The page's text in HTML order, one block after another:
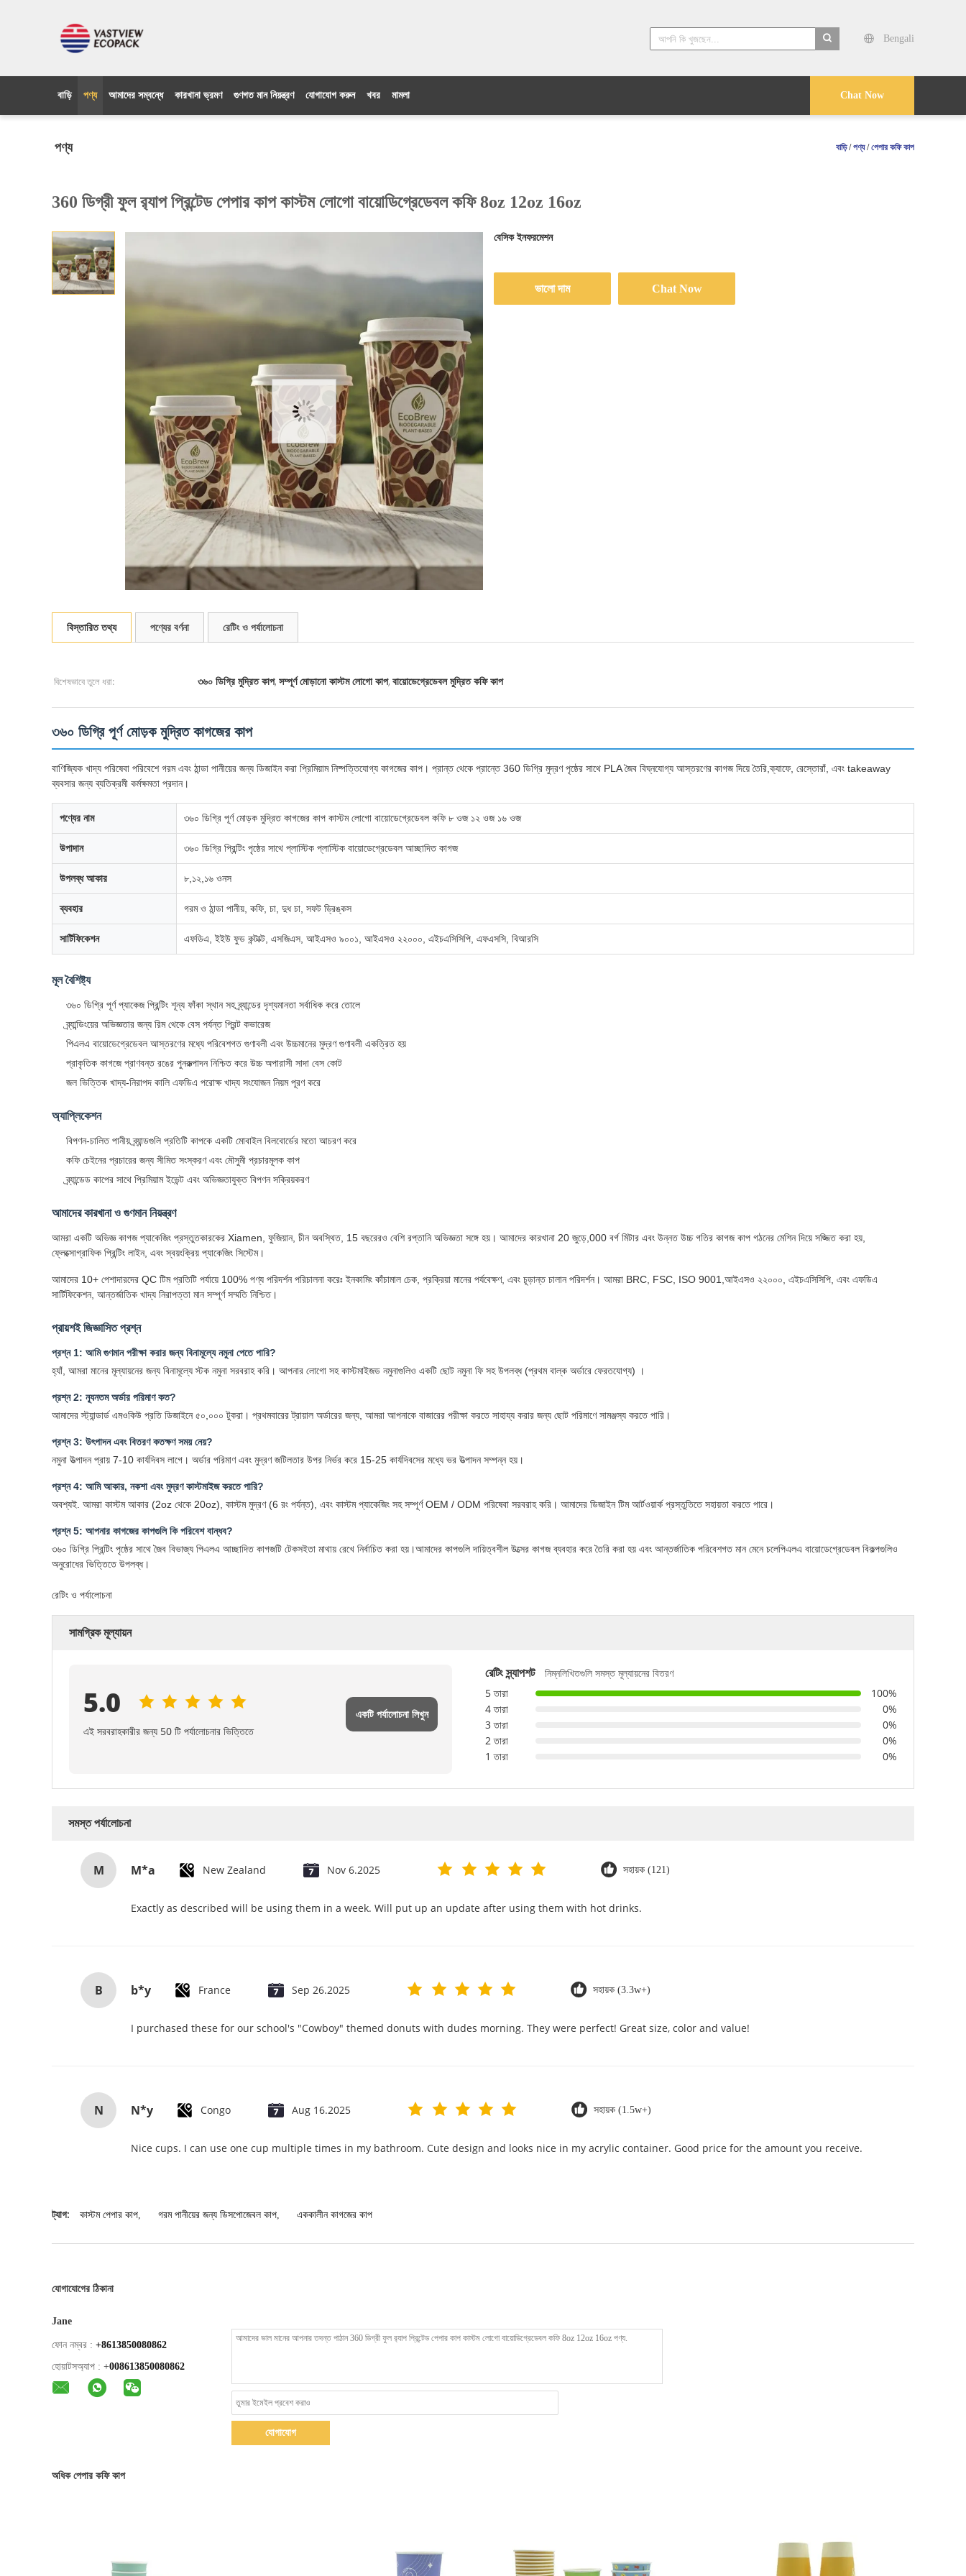
Bengali
Chat Now
বাড়ি পণ্য আমাদের সম্বন্ধে কারখানা ভ্রমণ গুণগত মান নিয়ন্ত্রণ যোগাযোগ করুন খবর মামলা
পণ্য বাড়ি /পণ্য/পেপার কফি কাপ
360 ডিগ্রী ফুল র‍্যাপ প্রিন্টেড পেপার কাপ কাস্টম লোগো বায়োডিগ্রেডেবল কফি 8oz 12oz 16oz
বেসিক ইনফরমেশন
ভালো দাম Chat Now
বিস্তারিত তথ্য পণ্যের বর্ণনা রেটিং ও পর্যালোচনা
বিশেষভাবে তুলে ধরা: ৩৬০ ডিগ্রি মুদ্রিত কাপ, সম্পূর্ণ মোড়ানো কাস্টম লোগো কাপ, বায়োডেগ্রেডেবল মুদ্রিত কফি কাপ
৩৬০ ডিগ্রি পূর্ণ মোড়ক মুদ্রিত কাগজের কাপ
বাণিজ্যিক খাদ্য পরিষেবা পরিবেশে গরম এবং ঠান্ডা পানীয়ের জন্য ডিজাইন করা প্রিমিয়াম নিষ্পত্তিযোগ্য কাগজের কাপ। প্রান্ত থেকে প্রান্তে 360 ডিগ্রি মুদ্রণ পৃষ্ঠের সাথে PLA জৈব বিঘ্নযোগ্য আস্তরণের কাগজ দিয়ে তৈরি,ক্যাফে, রেস্তোরাঁ, এবং takeaway
ব্যবসার জন্য ব্যতিক্রমী কর্মক্ষমতা প্রদান।
পণ্যের নাম ৩৬০ ডিগ্রি পূর্ণ মোড়ক মুদ্রিত কাগজের কাপ কাস্টম লোগো বায়োডেগ্রেডেবল কফি ৮ ওজ ১২ ওজ ১৬ ওজ
উপাদান ৩৬০ ডিগ্রি প্রিন্টিং পৃষ্ঠের সাথে প্লাস্টিক প্লাস্টিক বায়োডেগ্রেডেবল আচ্ছাদিত কাগজ
উপলব্ধ আকার ৮,১২,১৬ ওনস
ব্যবহার গরম ও ঠান্ডা পানীয়, কফি, চা, দুধ চা, সফট ড্রিঙ্কস
সার্টিফিকেশন এফডিএ, ইইউ ফুড কন্টাক্ট, এসজিএস, আইএসও ৯০০১, আইএসও ২২০০০, এইচএসিসিপি, এফএসসি, বিআরসি
মূল বৈশিষ্ট্য
৩৬০ ডিগ্রি পূর্ণ প্যাকেজ প্রিন্টিং শূন্য ফাঁকা স্থান সহ ব্র্যান্ডের দৃশ্যমানতা সর্বাধিক করে তোলে
ব্র্যান্ডিংয়ের অভিজ্ঞতার জন্য রিম থেকে বেস পর্যন্ত প্রিন্ট কভারেজ
পিএলএ বায়োডেগ্রেডেবল আস্তরণের মধ্যে পরিবেশগত গুণাবলী এবং উচ্চমানের মুদ্রণ গুণাবলী একত্রিত হয়
প্রাকৃতিক কাগজে প্রাণবন্ত রঙের পুনরুত্পাদন নিশ্চিত করে উচ্চ অপারাসী সাদা বেস কোট
জল ভিত্তিক খাদ্য-নিরাপদ কালি এফডিএ পরোক্ষ খাদ্য সংযোজন নিয়ম পূরণ করে
অ্যাপ্লিকেশন
বিপণন-চালিত পানীয় ব্র্যান্ডগুলি প্রতিটি কাপকে একটি মোবাইল বিলবোর্ডের মতো আচরণ করে
কফি চেইনের প্রচারের জন্য সীমিত সংস্করণ এবং মৌসুমী প্রচারমূলক কাপ
ব্র্যান্ডেড কাপের সাথে প্রিমিয়াম ইভেন্ট এবং অভিজ্ঞতাযুক্ত বিপণন সক্রিয়করণ
আমাদের কারখানা ও গুণমান নিয়ন্ত্রণ
আমরা একটি অভিজ্ঞ কাগজ প্যাকেজিং প্রস্তুতকারকের Xiamen, ফুজিয়ান, চীন অবস্থিত, 15 বছরেরও বেশি রপ্তানি অভিজ্ঞতা সঙ্গে হয়। আমাদের কারখানা 20 জুড়ে,000 বর্গ মিটার এবং উন্নত উচ্চ গতির কাগজ কাপ গঠনের মেশিন দিয়ে সজ্জিত করা হয়,
ফ্লেক্সোগ্রাফিক প্রিন্টিং লাইন, এবং স্বয়ংক্রিয় প্যাকেজিং সিস্টেম।
আমাদের 10+ পেশাদারদের QC টিম প্রতিটি পর্যায়ে 100% পণ্য পরিদর্শন পরিচালনা করেঃ ইনকামিং কাঁচামাল চেক, প্রক্রিয়া মানের পর্যবেক্ষণ, এবং চূড়ান্ত চালান পরিদর্শন। আমরা BRC, FSC, ISO 9001,আইএসও ২২০০০, এইচএসিসিপি, এবং এফডিএ
সার্টিফিকেশন, আন্তর্জাতিক খাদ্য নিরাপত্তা মান সম্পূর্ণ সম্মতি নিশ্চিত।
প্রায়শই জিজ্ঞাসিত প্রশ্ন
প্রশ্ন 1: আমি গুণমান পরীক্ষা করার জন্য বিনামূল্যে নমুনা পেতে পারি?
হ্যাঁ, আমরা মানের মূল্যায়নের জন্য বিনামূল্যে স্টক নমুনা সরবরাহ করি। আপনার লোগো সহ কাস্টমাইজড নমুনাগুলিও একটি ছোট নমুনা ফি সহ উপলব্ধ (প্রথম বাল্ক অর্ডারে ফেরতযোগ্য) ।
প্রশ্ন 2: ন্যূনতম অর্ডার পরিমাণ কত?
আমাদের স্ট্যান্ডার্ড এমওকিউ প্রতি ডিজাইনে ৫০,০০০ টুকরা। প্রথমবারের ট্রায়াল অর্ডারের জন্য, আমরা আপনাকে বাজারের পরীক্ষা করতে সাহায্য করার জন্য ছোট পরিমাণে সামঞ্জস্য করতে পারি।
প্রশ্ন 3: উৎপাদন এবং বিতরণ কতক্ষণ সময় নেয়?
নমুনা উত্পাদন প্রায় 7-10 কার্যদিবস লাগে। অর্ডার পরিমাণ এবং মুদ্রণ জটিলতার উপর নির্ভর করে 15-25 কার্যদিবসের মধ্যে ভর উত্পাদন সম্পন্ন হয়।
প্রশ্ন 4: আমি আকার, নকশা এবং মুদ্রণ কাস্টমাইজ করতে পারি?
অবশ্যই. আমরা কাস্টম আকার (2oz থেকে 20oz), কাস্টম মুদ্রণ (6 রং পর্যন্ত), এবং কাস্টম প্যাকেজিং সহ সম্পূর্ণ OEM / ODM পরিষেবা সরবরাহ করি। আমাদের ডিজাইন টিম আর্টওয়ার্ক প্রস্তুতিতে সহায়তা করতে পারে।
প্রশ্ন 5: আপনার কাগজের কাপগুলি কি পরিবেশ বান্ধব?
৩৬০ ডিগ্রি প্রিন্টিং পৃষ্ঠের সাথে জৈব বিভাজ্য পিএলএ আচ্ছাদিত কাগজটি টেকসইতা মাথায় রেখে নির্বাচিত করা হয়।আমাদের কাপগুলি দায়িত্বশীল উত্সের কাগজ ব্যবহার করে তৈরি করা হয় এবং আন্তর্জাতিক পরিবেশগত মান মেনে চলেপিএলএ বায়োডেগ্রেডেবল বিকল্পগুলিও
অনুরোধের ভিত্তিতে উপলব্ধ।
রেটিং ও পর্যালোচনা
সামগ্রিক মূল্যায়ন
5.0
এই সরবরাহকারীর জন্য 50 টি পর্যালোচনার ভিত্তিতে
একটি পর্যালোচনা লিখুন
রেটিং স্ন্যাপশট
নিম্নলিখিতগুলি সমস্ত মূল্যায়নের বিতরণ
5 তারা
100%
4 তারা
0%
3 তারা
0%
2 তারা
0%
1 তারা
0%
সমস্ত পর্যালোচনা
M M*a New Zealand Nov 6.2025 সহায়ক (121)
Exactly as described will be using them in a week. Will put up an update after using them with hot drinks.
B b*y France Sep 26.2025 সহায়ক (3.3w+)
I purchased these for our school's "Cowboy" themed donuts with dudes morning. They were perfect! Great size, color and value!
N N*y Congo Aug 16.2025 সহায়ক (1.5w+)
Nice cups. I can use one cup multiple times in my bathroom. Cute design and looks nice in my acrylic container. Good price for the amount you receive.
ট্যাগ: কাস্টম পেপার কাপ, গরম পানীয়ের জন্য ডিসপোজেবল কাপ, এককালীন কাগজের কাপ
যোগাযোগের ঠিকানা
Jane
ফোন নম্বর : +8613850080862
হোয়াটসঅ্যাপ : +008613850080862
যোগাযোগ
অধিক পেপার কফি কাপ